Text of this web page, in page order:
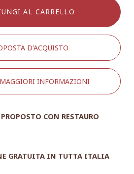
AL CARRELLO
D'ACQUISTO
INFORMAZIONI
CON RESTAURO
GRATUITA IN TUTTA ITALIA